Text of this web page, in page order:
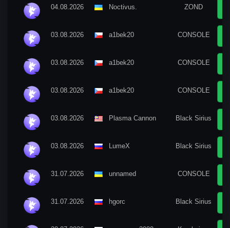
04.08.2026 Nосtivus. ZOND
03.08.2026 a1bek20 CONSOLE
03.08.2026 a1bek20 CONSOLE
03.08.2026 a1bek20 CONSOLE
03.08.2026 Plasma Cannon Black Sirius
03.08.2026 LumeX Black Sirius
31.07.2026 unnamed CONSOLE
31.07.2026 hgorc Black Sirius